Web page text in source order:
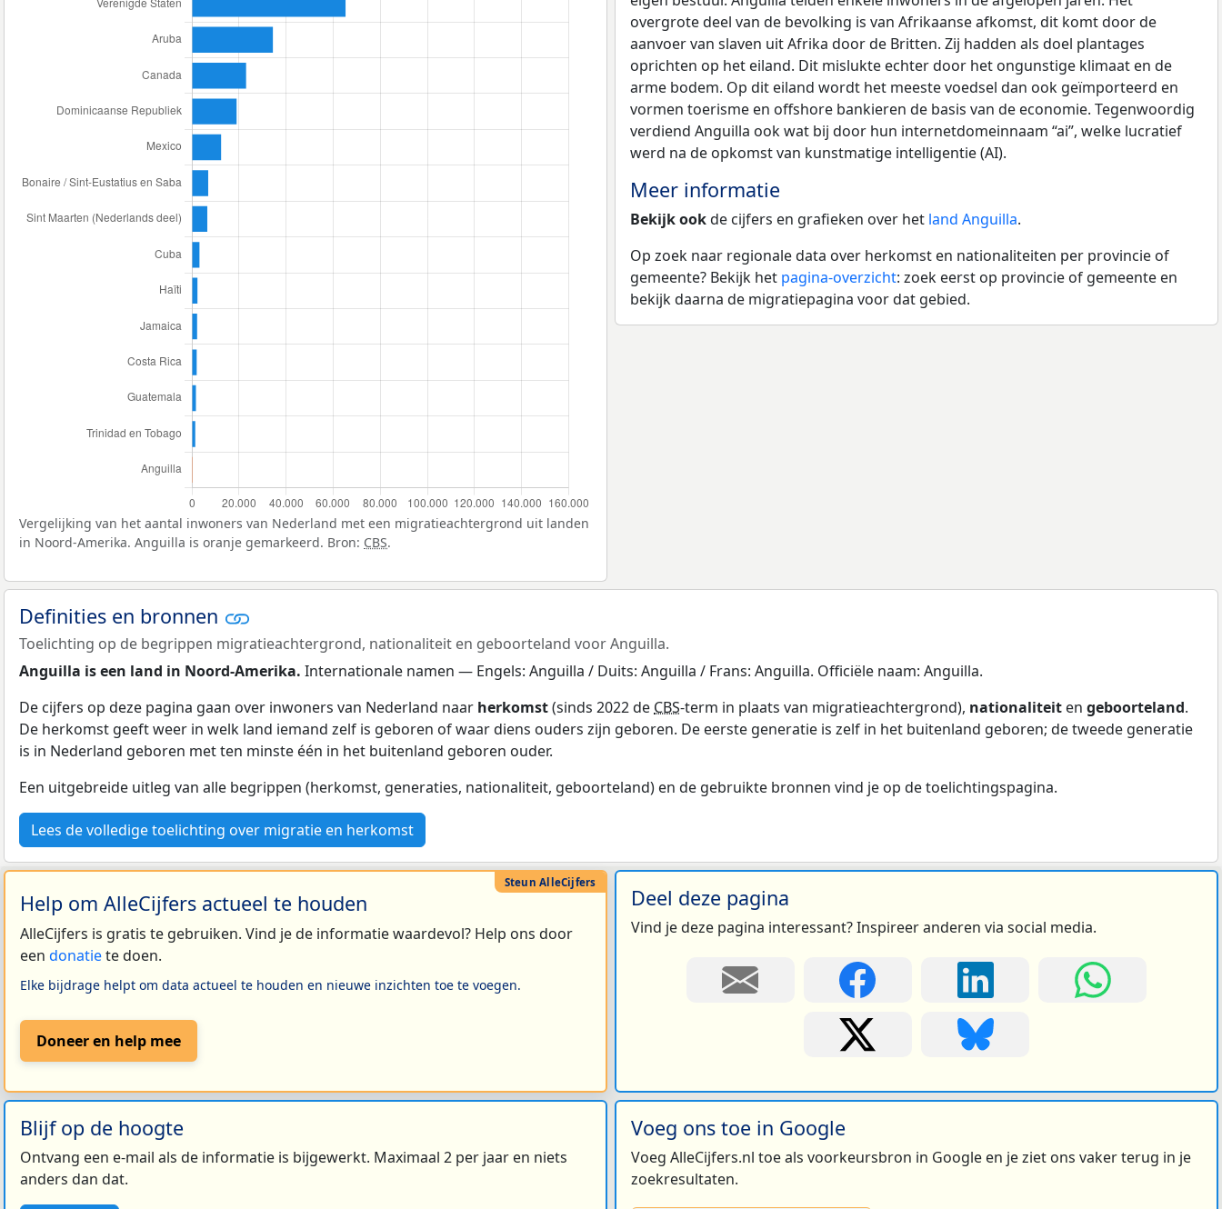
Vergelijking van het aantal inwoners van Nederland met een migratieachtergrond uit landen
in Noord-Amerika. Anguilla is oranje gemarkeerd. Bron: CBS.
overgrote deel van de bevolking is van Afrikaanse afkomst, dit komt door de
aanvoer van slaven uit Afrika door de Britten. Zij hadden als doel plantages
oprichten op het eiland. Dit mislukte echter door het ongunstige klimaat en de
arme bodem. Op dit eiland wordt het meeste voedsel dan ook geïmporteerd en
vormen toerisme en offshore bankieren de basis van de economie. Tegenwoordig
verdiend Anguilla ook wat bij door hun internetdomeinnaam “ai”, welke lucratief
werd na de opkomst van kunstmatige intelligentie (AI).
Meer informatie
Bekijk ookde cijfers en grafieken over het land Anguilla.
Op zoek naar regionale data over herkomst en nationaliteiten per provincie of
gemeente? Bekijk het pagina-overzicht: zoek eerst op provincie of gemeente en
bekijk daarna de migratiepagina voor dat gebied.
Definities en bronnen
Toelichting op de begrippen migratieachtergrond, nationaliteit en geboorteland voor Anguilla.
Anguilla is een land in Noord-Amerika. Internationale namen — Engels: Anguilla / Duits: Anguilla / Frans: Anguilla. Officiële naam: Anguilla.
De cijfers op deze pagina gaan over inwoners van Nederland naar herkomst(sinds 2022 de CBS-term in plaats van migratieachtergrond), nationaliteit en geboorteland.
De herkomst geeft weer in welk land iemand zelf is geboren of waar diens ouders zijn geboren. De eerste generatie is zelf in het buitenland geboren; de tweede generatie
is in Nederland geboren met ten minste één in het buitenland geboren ouder.
Een uitgebreide uitleg van alle begrippen (herkomst, generaties, nationaliteit, geboorteland) en de gebruikte bronnen vind je op de toelichtingspagina.
Lees de volledige toelichting over migratie en herkomst
Help om AlleCijfers actueel te houden
AlleCijfers is gratis te gebruiken. Vind je de informatie waardevol? Help ons door
een donatiete doen.
Elke bijdrage helpt om data actueel te houden en nieuwe inzichten toe te voegen.
Doneer en help mee
Deel deze pagina
Vind je deze pagina interessant? Inspireer anderen via social media.
Blijf op de hoogte
Ontvang een e-mail als de informatie is bijgewerkt. Maximaal 2 per jaar en niets
anders dan dat.
Voeg ons toe in Google
Voeg AlleCijfers.nl toe als voorkeursbron in Google en je ziet ons vaker terug in je
zoekresultaten.